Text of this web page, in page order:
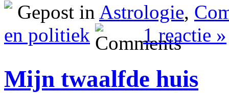
Gepost in Astrologie,
en politiek
1 reactie »
Mijn twaalfde huis